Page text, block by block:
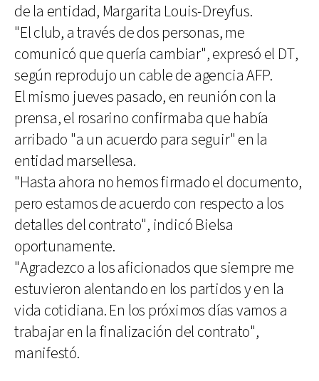
de la entidad, Margarita Louis-Dreyfus.
"El club, a través de dos personas, me
comunicó que quería cambiar", expresó el DT,
según reprodujo un cable de agencia AFP.
El mismo jueves pasado, en reunión con la
prensa, el rosarino confirmaba que había
arribado "a un acuerdo para seguir" en la
entidad marsellesa.
"Hasta ahora no hemos firmado el documento,
pero estamos de acuerdo con respecto a los
detalles del contrato", indicó Bielsa
oportunamente.
"Agradezco a los aficionados que siempre me
estuvieron alentando en los partidos y en la
vida cotidiana. En los próximos días vamos a
trabajar en la finalización del contrato",
manifestó.